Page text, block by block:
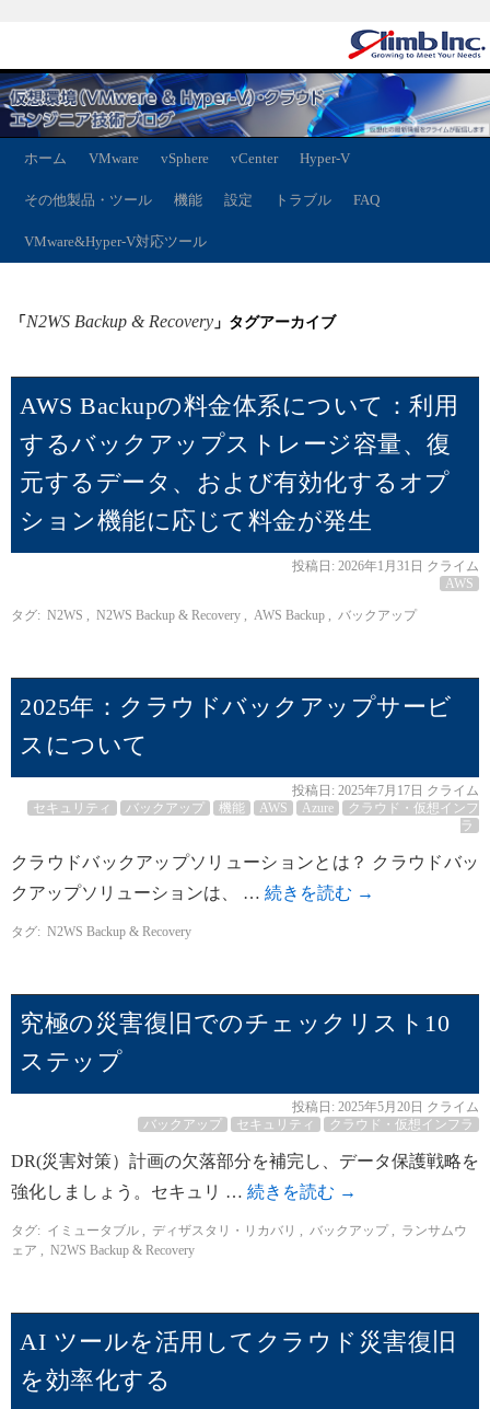
ホーム VMware vSphere vCenter Hyper-V
その他製品・ツール 機能 設定 トラブル FAQ
VMware&Hyper-V対応ツール
「N2WS Backup & Recovery 」タグアーカイブ
AWS Backupの料金体系について：利用
するバックアップストレージ容量、復
元するデータ、および有効化するオプ
ション機能に応じて料金が発生
投稿日: 2026年1月31日 クライム
AWS
タグ: N2WS N2WS Backup & Recovery AWS Backup バックアップ
2025年：クラウドバックアップサービ
スについて
投稿日: 2025年7月17日 クライム
セキュリティ
バックアップ 機能 AWS Azure
クラウド・仮想インフ
ラ
クラウドバックアップソリューションとは？ クラウドバッ
クアップソリューションは、 … 続きを読む →
タグ: N2WS Backup & Recovery
究極の災害復旧でのチェックリスト10
ステップ
投稿日: 2025年5月20日 クライム
バックアップ
セキュリティ クラウド・仮想インフラ
DR(災害対策）計画の欠落部分を補完し、データ保護戦略を
強化しましょう。セキュリ … 続きを読む →
タグ: イミュータブル ディザスタリ・リカバリ バックアップ
ランサムウ
ェア
N2WS Backup & Recovery
AI ツールを活用してクラウド災害復旧
を効率化する